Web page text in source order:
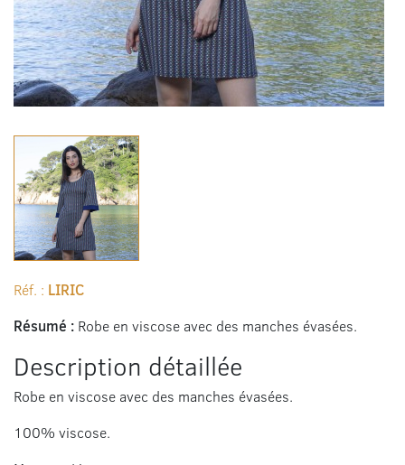
Réf. : LIRIC
Résumé : Robe en viscose avec des manches évasées.
Description détaillée
Robe en viscose avec des manches évasées.
100% viscose.